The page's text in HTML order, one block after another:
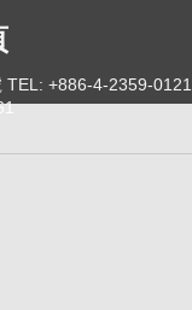
+886-4-2359-0121